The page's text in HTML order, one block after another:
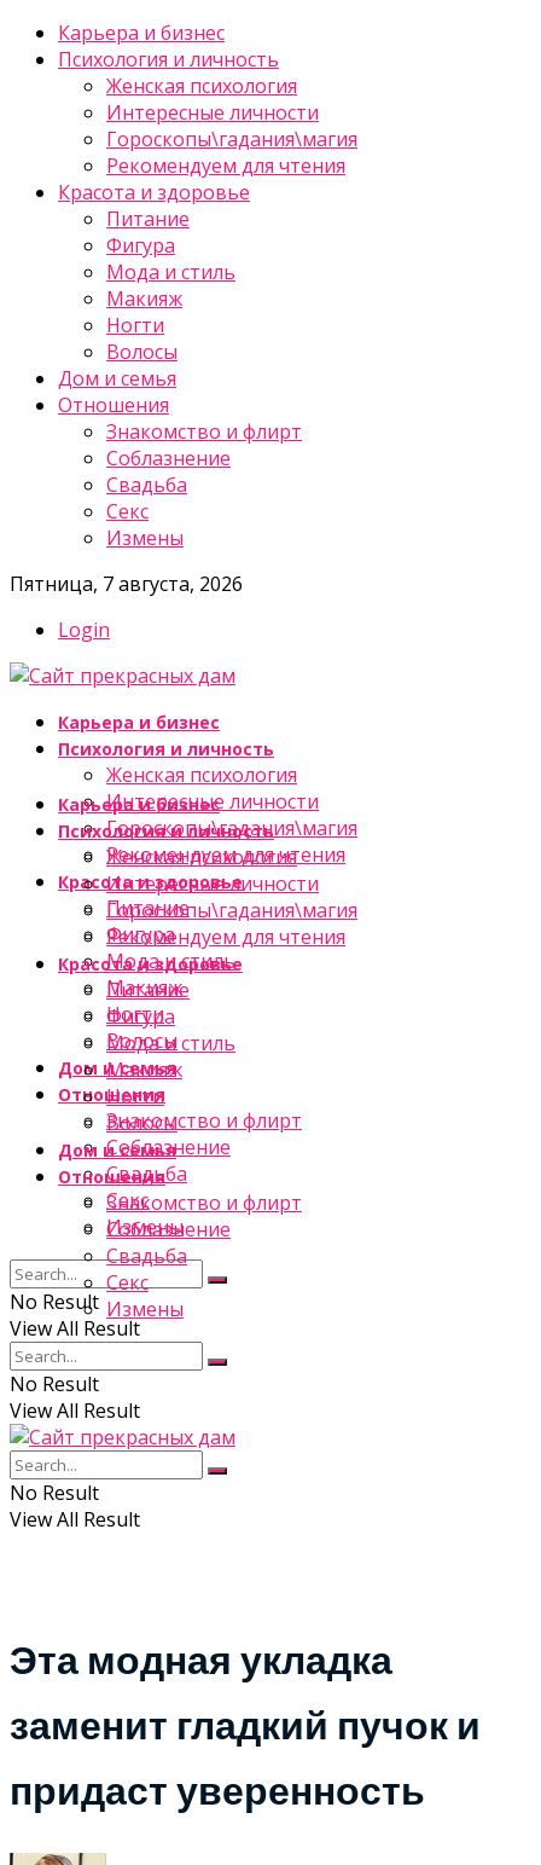
Карьера и бизнес
Психология и личность
Женская психология
Интересные личности
Гороскопы\гадания\магия
Рекомендуем для чтения
Красота и здоровье
Питание
Фигура
Мода и стиль
Макияж
Ногти
Волосы
Дом и семья
Отношения
Знакомство и флирт
Соблазнение
Свадьба
Секс
Измены
Пятница, 7 августа, 2026
Login
Карьера и бизнес
Психология и личность
Женская психология
Интересные личности
Гороскопы\гадания\магия
Рекомендуем для чтения
Красота и здоровье
Питание
Фигура
Мода и стиль
Макияж
Ногти
Волосы
Дом и семья
Отношения
Знакомство и флирт
Соблазнение
Свадьба
Секс
Измены
No Result
View All Result
Карьера и бизнес
Психология и личность
Женская психология
Интересные личности
Гороскопы\гадания\магия
Рекомендуем для чтения
Красота и здоровье
Питание
Фигура
Мода и стиль
Макияж
Ногти
Волосы
Дом и семья
Отношения
Знакомство и флирт
Соблазнение
Свадьба
Секс
Измены
No Result
View All Result
No Result
View All Result
Эта модная укладка
заменит гладкий пучок и
придаст уверенность